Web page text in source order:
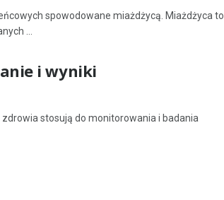
spowodowane miażdżycą. Miażdżyca to
...
i wyniki
stosują do monitorowania i badania